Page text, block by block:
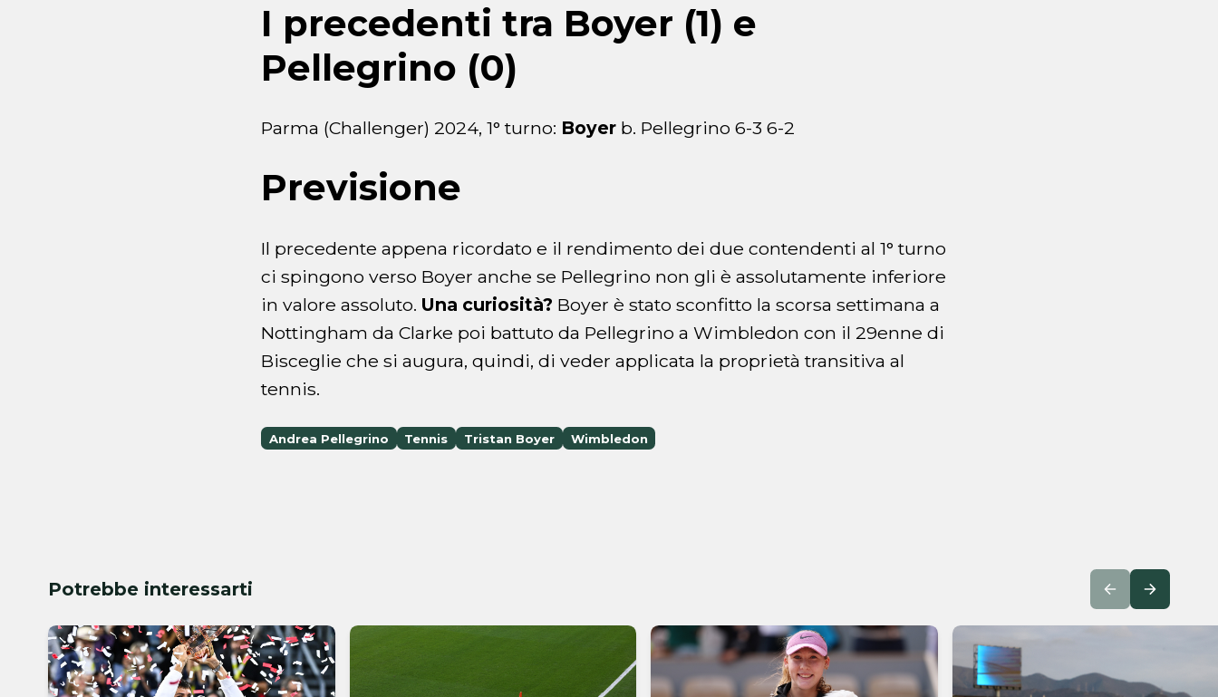
I precedenti tra Boyer (1) e
Pellegrino (0)
Parma (Challenger) 2024, 1° turno: Boyer b. Pellegrino 6-3 6-2
Previsione
Il precedente appena ricordato e il rendimento dei due contendenti al 1° turno
ci spingono verso Boyer anche se Pellegrino non gli è assolutamente inferiore
in valore assoluto. Una curiosità? Boyer è stato sconfitto la scorsa settimana a
Nottingham da Clarke poi battuto da Pellegrino a Wimbledon con il 29enne di
Bisceglie che si augura, quindi, di veder applicata la proprietà transitiva al
tennis.
Andrea Pellegrino Tennis Tristan Boyer Wimbledon
Potrebbe interessarti